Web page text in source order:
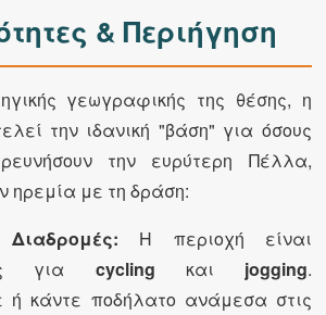
& Περιήγηση
γεωγραφικής της θέσης, η
την ιδανική "βάση" για όσους
την ευρύτερη Πέλλα,
ηρεμία με τη δράση:
Διαδρομές: Η περιοχή είναι
για cycling και jogging.
ή κάντε ποδήλατο ανάμεσα στις